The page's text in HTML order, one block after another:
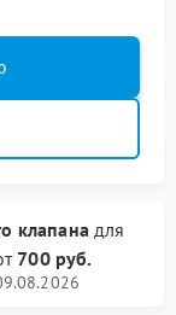
клапанадля
700 руб.